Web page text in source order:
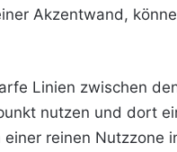
Akzentwand,
Linien zwischen
nutzen und dort
reinen Nutzzone